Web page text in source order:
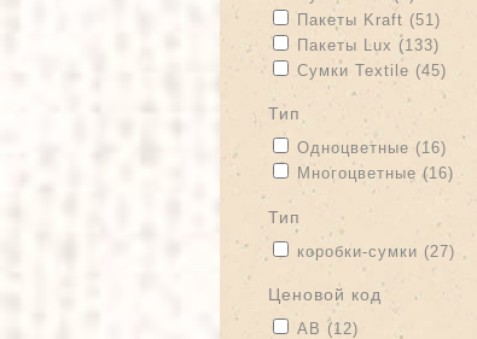
Apply Пакеты Kraft filter
Пакеты Kraft (51)
Apply Пакеты Lux filter
Пакеты Lux (133)
Apply Сумки Textile filter
Сумки Textile (45)
тип
Apply Одноцветные filter
Одноцветные (16)
Apply Многоцветные filter
Многоцветные (16)
тип
Apply коробки-сумки filter
коробки-сумки (27)
Ценовой код
Apply АВ filter
АВ (12)